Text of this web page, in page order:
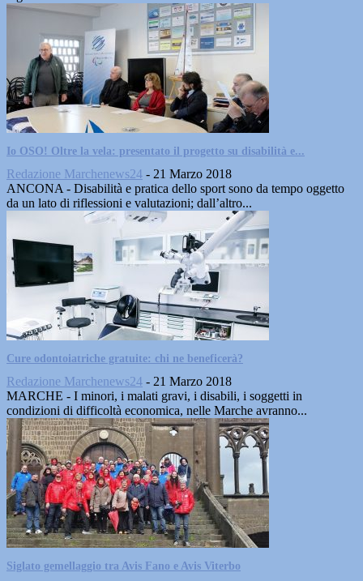
Io OSO! Oltre la vela: presentato il progetto su disabilità e...
Redazione Marchenews24 - 21 Marzo 2018
ANCONA - Disabilità e pratica dello sport sono da tempo oggetto
da un lato di riflessioni e valutazioni; dall’altro...
Cure odontoiatriche gratuite: chi ne beneficerà?
Redazione Marchenews24 - 21 Marzo 2018
MARCHE - I minori, i malati gravi, i disabili, i soggetti in
condizioni di difficoltà economica, nelle Marche avranno...
Siglato gemellaggio tra Avis Fano e Avis Viterbo